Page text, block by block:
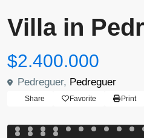
Villa in
$2.400.000
Pedreguer, Pedreguer
Share Favorite Print